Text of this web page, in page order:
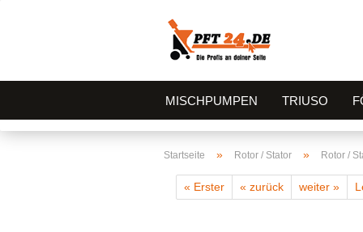
MISCHPUMPEN TRIUSO
Startseite » Rotor / Stator » Rotor /
« Erster « zurück weiter »